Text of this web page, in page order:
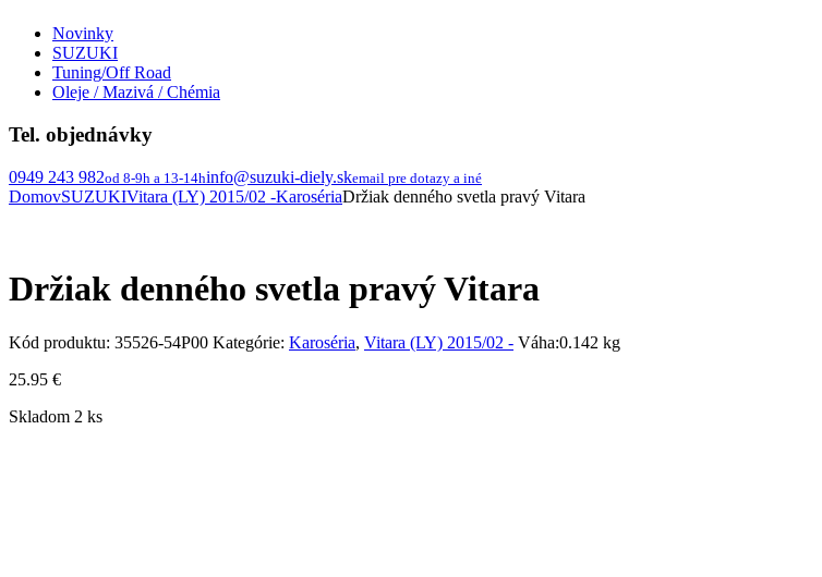
Novinky
SUZUKI
Tuning/Off Road
Oleje / Mazivá / Chémia
Tel. objednávky
0949 243 982od 8-9h a 13-14hinfo@suzuki-diely.skemail pre dotazy a iné
DomovSUZUKIVitara (LY) 2015/02 -KarosériaDržiak denného svetla pravý Vitara
Držiak denného svetla pravý Vitara
Kód produktu: 35526-54P00 Kategórie: Karoséria, Vitara (LY) 2015/02 - Váha:0.142 kg
25.95 €
Skladom 2 ks